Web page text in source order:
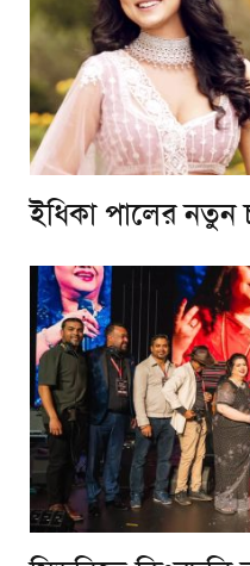
ইধিকা পালের নতুন